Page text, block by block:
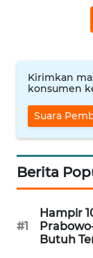
Kirimkan
konsumen
Suara
Berita
#1
Hampir
Butuh
KAMI
IKLAN
KAMI
MEDIA
SIBER